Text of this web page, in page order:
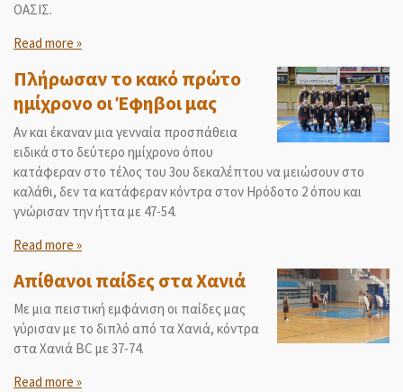
ΟΑΣΙΣ.
Read more »
Πλήρωσαν το κακό πρώτο
ημίχρονο οι Έφηβοι μας
Αν και έκαναν μια γενναία προσπάθεια
ειδικά στο δεύτερο ημίχρονο όπου
κατάφεραν στο τέλος του 3ου δεκαλέπτου να μειώσουν στο
καλάθι, δεν τα κατάφεραν κόντρα στον Ηρόδοτο 2 όπου και
γνώρισαν την ήττα με 47-54.
Read more »
Απίθανοι παίδες στα Χανιά
Με μια πειστική εμφάνιση οι παίδες μας
γύρισαν με το διπλό από τα Χανιά, κόντρα
στα Χανιά BC με 37-74.
Read more »